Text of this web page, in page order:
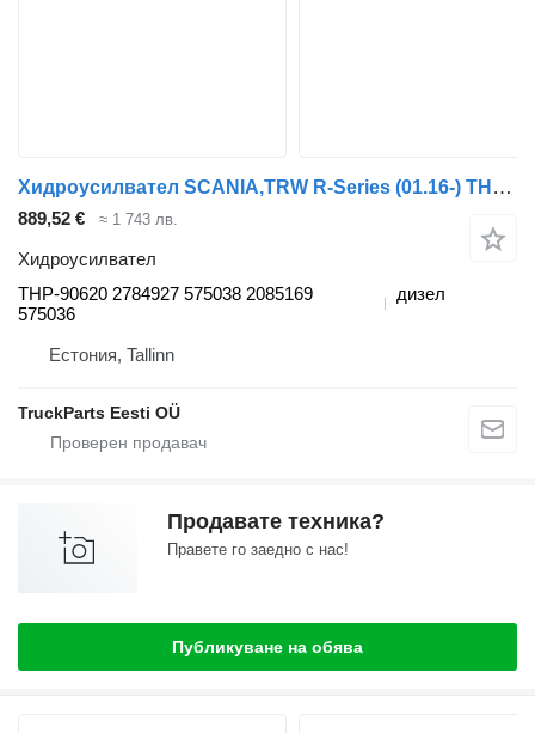
Хидроусилвател SCANIA,TRW R-Series (01.16-) THP-90620 за влекач Scania R-Series (01.16-)
889,52 € ≈ 1 743 лв.
Хидроусилвател
THP-90620 2784927 575038 2085169
575036
дизел
Естония, Tallinn
TruckParts Eesti OÜ
Продавате техника?
Правете го заедно с нас!
Публикуване на обява